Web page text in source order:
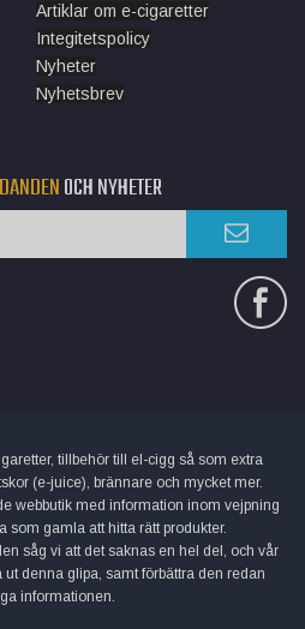
Artiklar om e-cigaretter
Integitetspolicy
Nyheter
Nyhetsbrev
OCH NYHETER
tillbehör till el-cigg så som extra
(e-juice), brännare och mycket mer.
webbutik med information inom vejpning
som gamla att hitta rätt produkter.
såg vi att det saknas en hel del, och vår
denna glipa, samt förbättra den redan
informationen.